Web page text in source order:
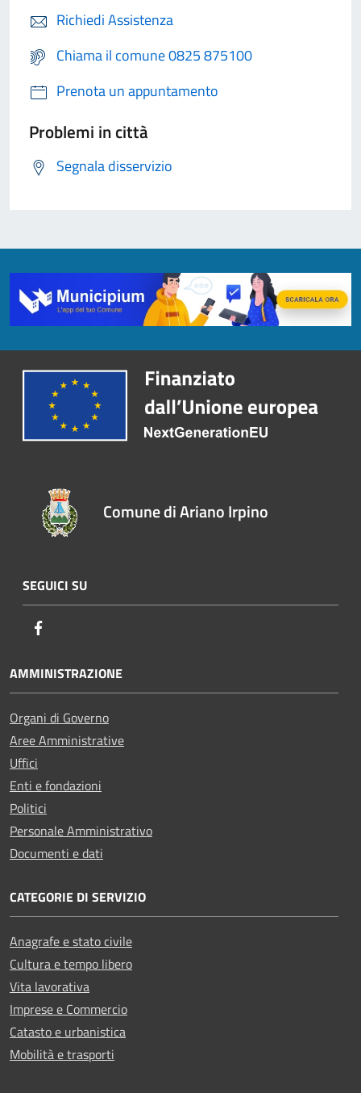
Richiedi Assistenza
Chiama il comune 0825 875100
Prenota un appuntamento
Problemi in città
Segnala disservizio
Comune di Ariano Irpino
SEGUICI SU
AMMINISTRAZIONE
Organi di Governo
Aree Amministrative
Uffici
Enti e fondazioni
Politici
Personale Amministrativo
Documenti e dati
CATEGORIE DI SERVIZIO
Anagrafe e stato civile
Cultura e tempo libero
Vita lavorativa
Imprese e Commercio
Catasto e urbanistica
Mobilità e trasporti